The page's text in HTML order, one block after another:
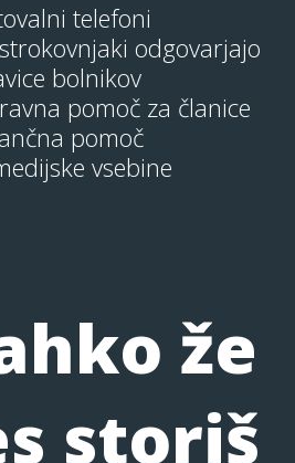
telefoni
odgovarjajo
bolnikov
pomoč za članice
pomoč
vsebine
že
storiš